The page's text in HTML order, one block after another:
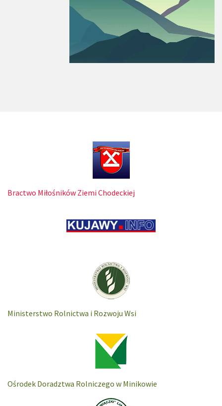
Bractwo Miłośników Ziemi Chodeckiej
Ministerstwo Rolnictwa i Rozwoju Wsi
Ośrodek Doradztwa Rolniczego w Minikowie